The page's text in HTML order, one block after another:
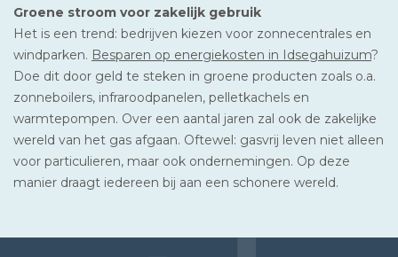
Groene stroom voor zakelijk gebruik
Het is een trend: bedrijven kiezen voor zonnecentrales en
windparken. Besparen op energiekosten in Idsegahuizum?
Doe dit door geld te steken in groene producten zoals o.a.
zonneboilers, infraroodpanelen, pelletkachels en
warmtepompen. Over een aantal jaren zal ook de zakelijke
wereld van het gas afgaan. Oftewel: gasvrij leven niet alleen
voor particulieren, maar ook ondernemingen. Op deze
manier draagt iedereen bij aan een schonere wereld.